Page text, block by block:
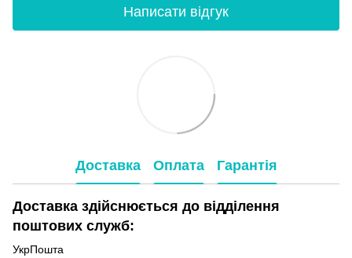
Написати відгук
Доставка Оплата Гарантія
Доставка здійснюється до відділення
поштових служб:
УкрПошта